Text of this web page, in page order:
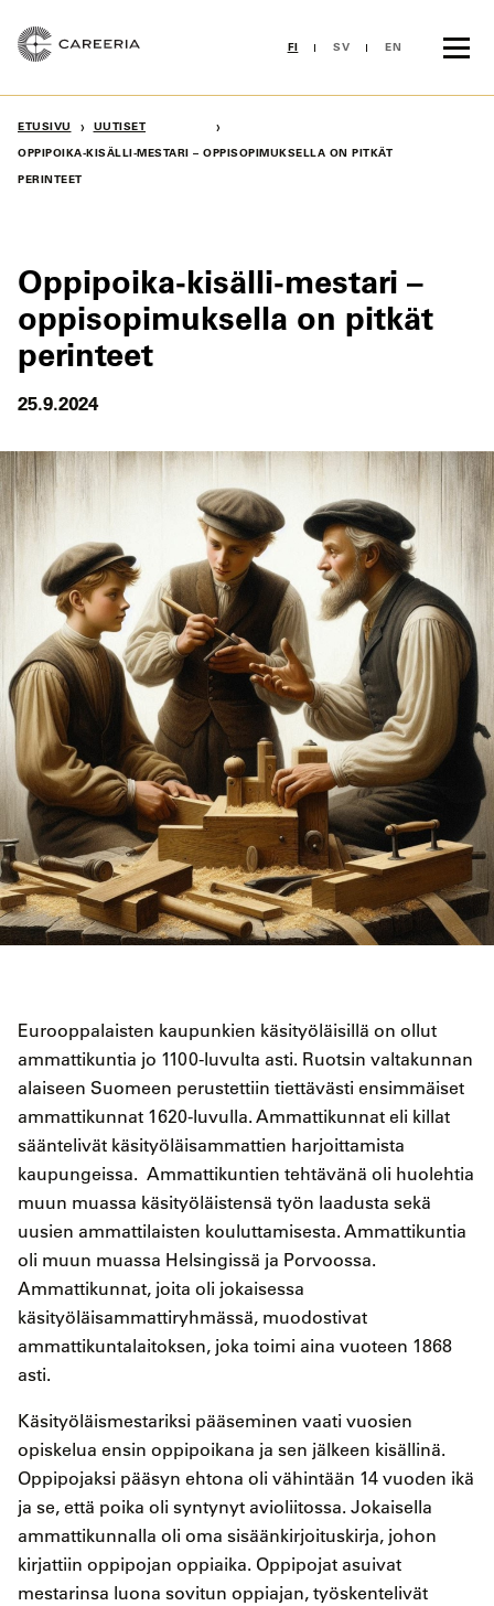
sisältöön
FI SV EN
ETUSIVU › UUTISET ›
OPPIPOIKA-KISÄLLI-MESTARI – OPPISOPIMUKSELLA ON PITKÄT
PERINTEET
Oppipoika-kisälli-mestari –
oppisopimuksella on pitkät
perinteet
25.9.2024
Eurooppalaisten kaupunkien käsityöläisillä on ollut
ammattikuntia jo 1100-luvulta asti. Ruotsin valtakunnan
alaiseen Suomeen perustettiin tiettävästi ensimmäiset
ammattikunnat 1620-luvulla. Ammattikunnat eli killat
sääntelivät käsityöläisammattien harjoittamista
kaupungeissa. Ammattikuntien tehtävänä oli huolehtia
muun muassa käsityöläistensä työn laadusta sekä
uusien ammattilaisten kouluttamisesta. Ammattikuntia
oli muun muassa Helsingissä ja Porvoossa.
Ammattikunnat, joita oli jokaisessa
käsityöläisammattiryhmässä, muodostivat
ammattikuntalaitoksen, joka toimi aina vuoteen 1868
asti.
Käsityöläismestariksi pääseminen vaati vuosien
opiskelua ensin oppipoikana ja sen jälkeen kisällinä.
Oppipojaksi pääsyn ehtona oli vähintään 14 vuoden ikä
ja se, että poika oli syntynyt avioliitossa. Jokaisella
ammattikunnalla oli oma sisäänkirjoituskirja, johon
kirjattiin oppipojan oppiaika. Oppipojat asuivat
mestarinsa luona sovitun oppiajan, työskentelivät